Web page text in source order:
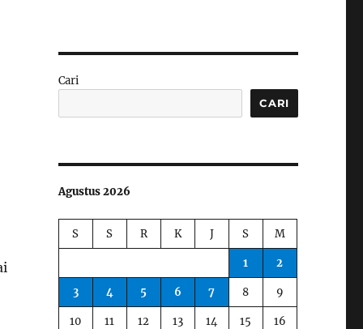
Cari
CARI
Agustus 2026
S S R K J S M
1 2
3 4 5 6 7 8 9
10 11 12 13 14 15 16